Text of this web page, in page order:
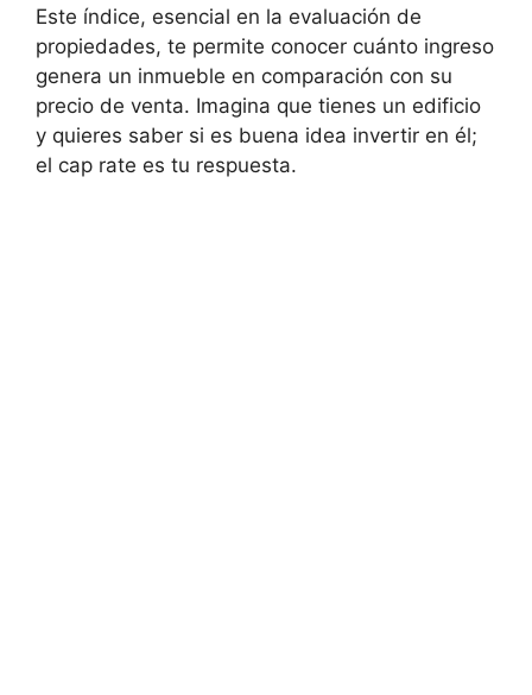
Este índice, esencial en la evaluación de​
propiedades, te permite conocer cuánto ingreso
genera un inmueble en comparación con su
precio de venta. Imagina que tienes un edificio‌
y quieres saber si es buena idea invertir en él;
el cap rate es tu respuesta.